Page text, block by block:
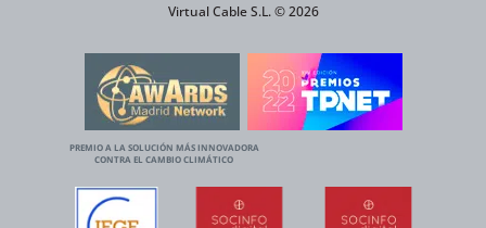
Virtual Cable S.L. © 2026
PREMIO A LA SOLUCIÓN MÁS INNOVADORA
CONTRA EL CAMBIO CLIMÁTICO